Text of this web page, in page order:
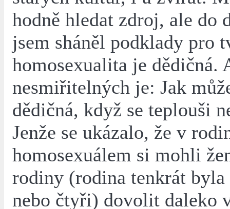
hodně hledat zdroj, ale do
jsem sháněl podklady pro
homosexualita je dědičná.
nesmiřitelných je: Jak
dědičná, když se teplouši
Jenže se ukázalo, že v
homosexuálem si mohli
rodiny (rodina tenkrát
nebo čtyři) dovolit daleko